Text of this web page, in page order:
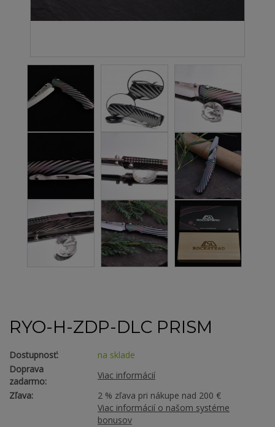
RYO-H-ZDP-DLC PRISM
Dostupnosť:
na sklade
Doprava
zadarmo:
Viac informácií
Zľava:
2 % zľava pri nákupe nad 200 €
Viac informácií o našom systéme
bonusov